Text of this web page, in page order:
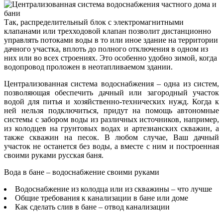
Так, распределительный блок с электромагнитными
клапанами или трехходовой клапан позволит дистанционно
управлять потоками воды в то или иное здание на территории
дачного участка, вплоть до полного отключения в одном из
них или во всех строениях. Это особенно удобно зимой, когда
водопровод проложен в неотапливаемом здании.
Централизованная система водоснабжения – одна из систем,
позволяющая обеспечить дачный или загородный участок
водой для питья и хозяйственно-технических нужд. Когда к
ней нельзя подключиться, придут на помощь автономные
системы с забором воды из различных источников, например,
из колодцев на грунтовых водах и артезианских скважин, а
также скважин на песок. В любом случае, Ваш дачный
участок не останется без воды, а вместе с ним и построенная
своими руками русская баня.
Вода в бане – водоснабжение своими руками
Водоснабжение из колодца или из скважины – что лучше
Общие требования к канализации в бане или доме
Как сделать слив в бане – отвод канализации